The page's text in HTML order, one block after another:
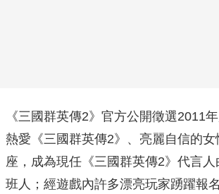
《三國群英傳2》官方公開徵選2011
熱愛《三國群英傳2》、亮麗自信的女
座，成為現任《三國群英傳2》代言
班人；經遊戲內許多漂亮玩家踴躍報